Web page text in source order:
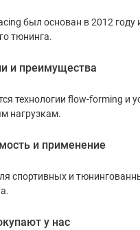
был основан в 2012
тюнинга.
и преимущества
технологии flow-forming и
нагрузкам.
и применение
спортивных и
у нас